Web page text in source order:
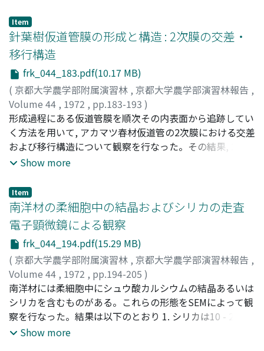
き, 問題は鮮明となる。後者では欠陥材の市場出現が歴史
的な施業技術体系のなかで, 相対的にカバーされているこ
とを知るのである。
異によるものと推察される。また, アカマツのホロセルロ
ースでは, ミクロフィブリルに折れ曲がり部分があること
から, 高結晶性が推定される。さらに同試料の加水分解お
よびセルラーゼ処理によるミクロフィブリルの幅の変化か
ら, ミクロフィブリル結晶芯のまわりのパラクリスタリン
領域は加水分解の条件により, 結晶化したり, 取り除かれた
りすると考えられる。
Item
針葉樹仮道管膜の形成と構造 : 2次膜の交差・
移行構造
frk_044_183.pdf(10.17 MB)
( 京都大学農学部附属演習林 , 京都大学農学部演習林報告 ,
Volume 44 , 1972 , pp.183-193 )
今村, 祐嗣;原田, 浩;佐伯, 浩;Imamura, Yuji;Harada,
Hiroshi;Saiki, Hiroshi;イマムラ, ユウジ;ハラダ, ヒロシ;
サイキ, ヒロシ
形成過程にある仮道管膜を順次その内表面から追跡してい
く方法を用いて, アカマツ春材仮道管の2次膜における交差
および移行構造について観察を行なった。その結果, 2次膜
形成においてはミクロフィブリル配向を一にするミクロラ
に順次堆積していくのがみられる。S_1においては細胞軸
にほぼ直角の傾角をもつミクロラメラが, ミクロラメラ相
互間で多少その傾角を変えながら100枚前後堆積する。こ
の際, 同一傾角をとるミクロラメラの枚数が一定でないた
め, ミクロフィブリルはあるときは交差して, またあるとき
は単一の方向に配向しているように観察される。またS_1
とS_2, S_2とS_3との間には順次その傾角を変えていく移
行構造がみられた。
Show more
Item
南洋材の柔細胞中の結晶およびシリカの走査
電子顕微鏡による観察
frk_044_194.pdf(15.29 MB)
( 京都大学農学部附属演習林 , 京都大学農学部演習林報告 ,
Volume 44 , 1972 , pp.194-205 )
平田, 友信;佐伯, 浩;原田, 浩;Hirata, Tomonobu;Saiki,
Hiroshi;Harada, Hiroshi; ヒラタ, トモノブ;サイキ, ヒロ
シ;ハラダ, ヒロシ
南洋材には柔細胞中にシュウ酸カルシウムの結晶あるいは
シリカを含むものがある。これらの形態をSEMによって観
察を行なった。結果は以下のとおり 1. シリカは10 - 20μの
塊状で存在するものが多い。その表面はおおむね小粒子が
Show more